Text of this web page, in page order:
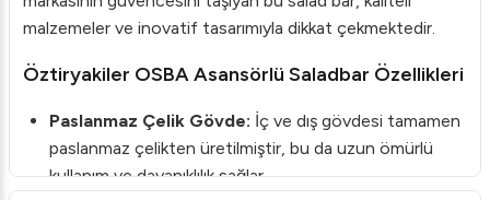
malzemeler ve inovatif tasarımıyla dikkat çekmektedir.
Öztiryakiler OSBA Asansörlü Saladbar Özellikleri
Paslanmaz Çelik Gövde: İç ve dış gövdesi tamamen
paslanmaz çelikten üretilmiştir, bu da uzun ömürlü
kullanım ve dayanıklılık sağlar.